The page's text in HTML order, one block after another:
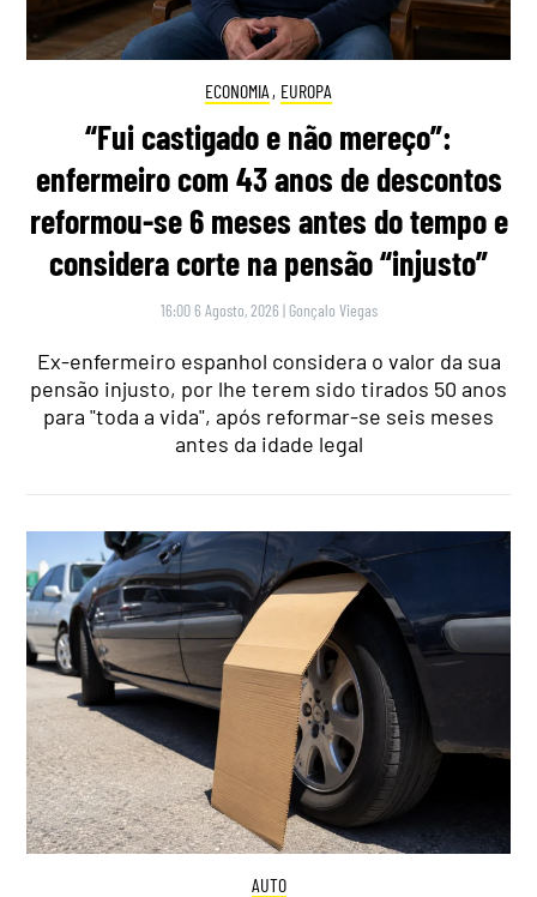
ECONOMIA , EUROPA
“Fui castigado e não mereço”:
enfermeiro com 43 anos de descontos
reformou-se 6 meses antes do tempo e
considera corte na pensão “injusto”
16:00 6 Agosto, 2026 | Gonçalo Viegas
Ex-enfermeiro espanhol considera o valor da sua
pensão injusto, por lhe terem sido tirados 50 anos
para "toda a vida", após reformar-se seis meses
antes da idade legal
AUTO